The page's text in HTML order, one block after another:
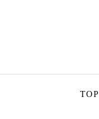
TOP